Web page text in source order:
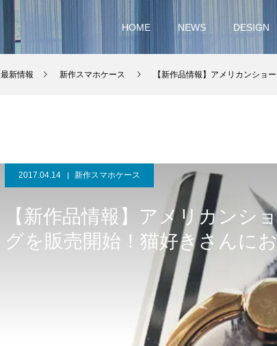
HOME NEWS DESIGN
最新情報 新作スマホケース 【新作品情報】アメリカンショ
2017.04.14 新作スマホケース
【新作品情報】アメリカンシ
グを販売開始！猫好きさんに